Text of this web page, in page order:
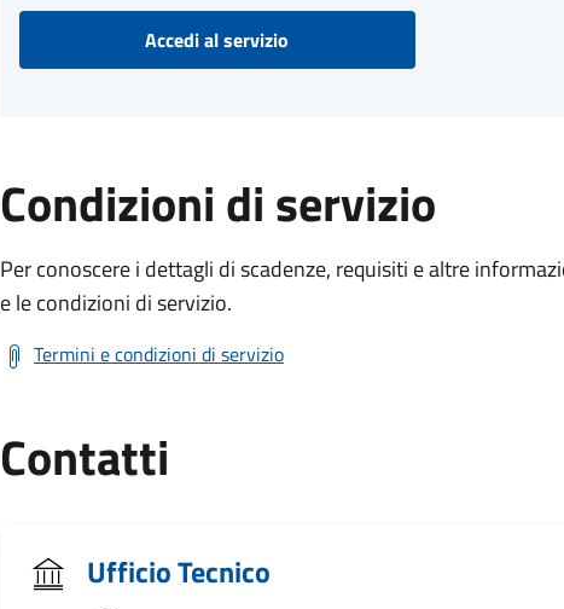
Accedi al servizio
Condizioni di servizio
Per conoscere i dettagli di scadenze, requisiti e altre
e le condizioni di servizio.
Termini e condizioni di servizio
Contatti
Ufficio Tecnico